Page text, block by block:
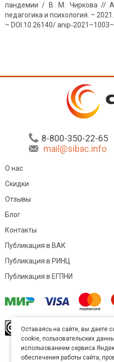
пандемии / В. М. Чиркова //
педагогика и психология. –
– DOI 10.26140/
8-800-350-22-65
mail@sibac.info
О нас
Скидки
Отзывы
Блог
Контакты
Публикация в ВАК
Публикация в РИНЦ
Публикация в ЕГПНИ
Commons
Карта сайта
Оставаясь на сайте, вы даете
cookie, пользовательских
использованием сервиса
обеспечения работы сайта,